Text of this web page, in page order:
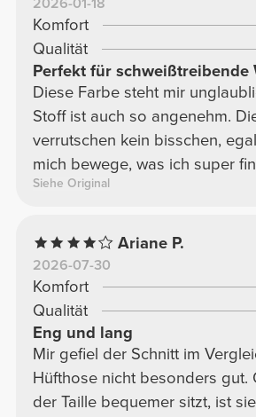
Komfort
Qualität
Perfekt für schweißtreibende
Diese Farbe steht mir
Stoff ist auch so angenehm.
verrutschen kein bisschen,
mich bewege, was ich super
Siehe Original
Ariane P.
2026-07-30
Komfort
Qualität
Eng und lang
Mir gefiel der Schnitt im
Hüfthose nicht besonders gut.
der Taille bequemer sitzt, ist